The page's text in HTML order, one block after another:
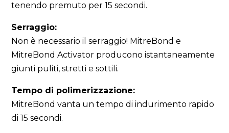
tenendo premuto per 15 secondi.
Serraggio:
Non è necessario il serraggio! MitreBond e
MitreBond Activator producono istantaneamente
giunti puliti, stretti e sottili.
Tempo di polimerizzazione:
MitreBond vanta un tempo di indurimento rapido
di 15 secondi.